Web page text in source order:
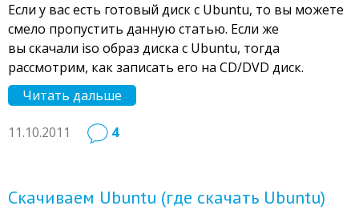
Если у вас есть готовый диск с Ubuntu, то вы можете
смело пропустить данную статью. Если же
вы скачали iso образ диска с Ubuntu, тогда
рассмотрим, как записать его на CD/DVD диск.
Читать дальше
11.10.2011 4
Скачиваем Ubuntu (где скачать Ubuntu)